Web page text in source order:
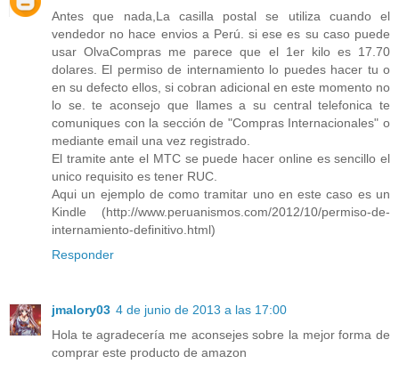
Antes que nada,La casilla postal se utiliza cuando el
vendedor no hace envios a Perú. si ese es su caso puede
usar OlvaCompras me parece que el 1er kilo es 17.70
dolares. El permiso de internamiento lo puedes hacer tu o
en su defecto ellos, si cobran adicional en este momento no
lo se. te aconsejo que llames a su central telefonica te
comuniques con la sección de "Compras Internacionales" o
mediante email una vez registrado.
El tramite ante el MTC se puede hacer online es sencillo el
unico requisito es tener RUC.
Aqui un ejemplo de como tramitar uno en este caso es un
Kindle (http://www.peruanismos.com/2012/10/permiso-de-
internamiento-definitivo.html)
Responder
jmalory03 4 de junio de 2013 a las 17:00
Hola te agradecería me aconsejes sobre la mejor forma de
comprar este producto de amazon